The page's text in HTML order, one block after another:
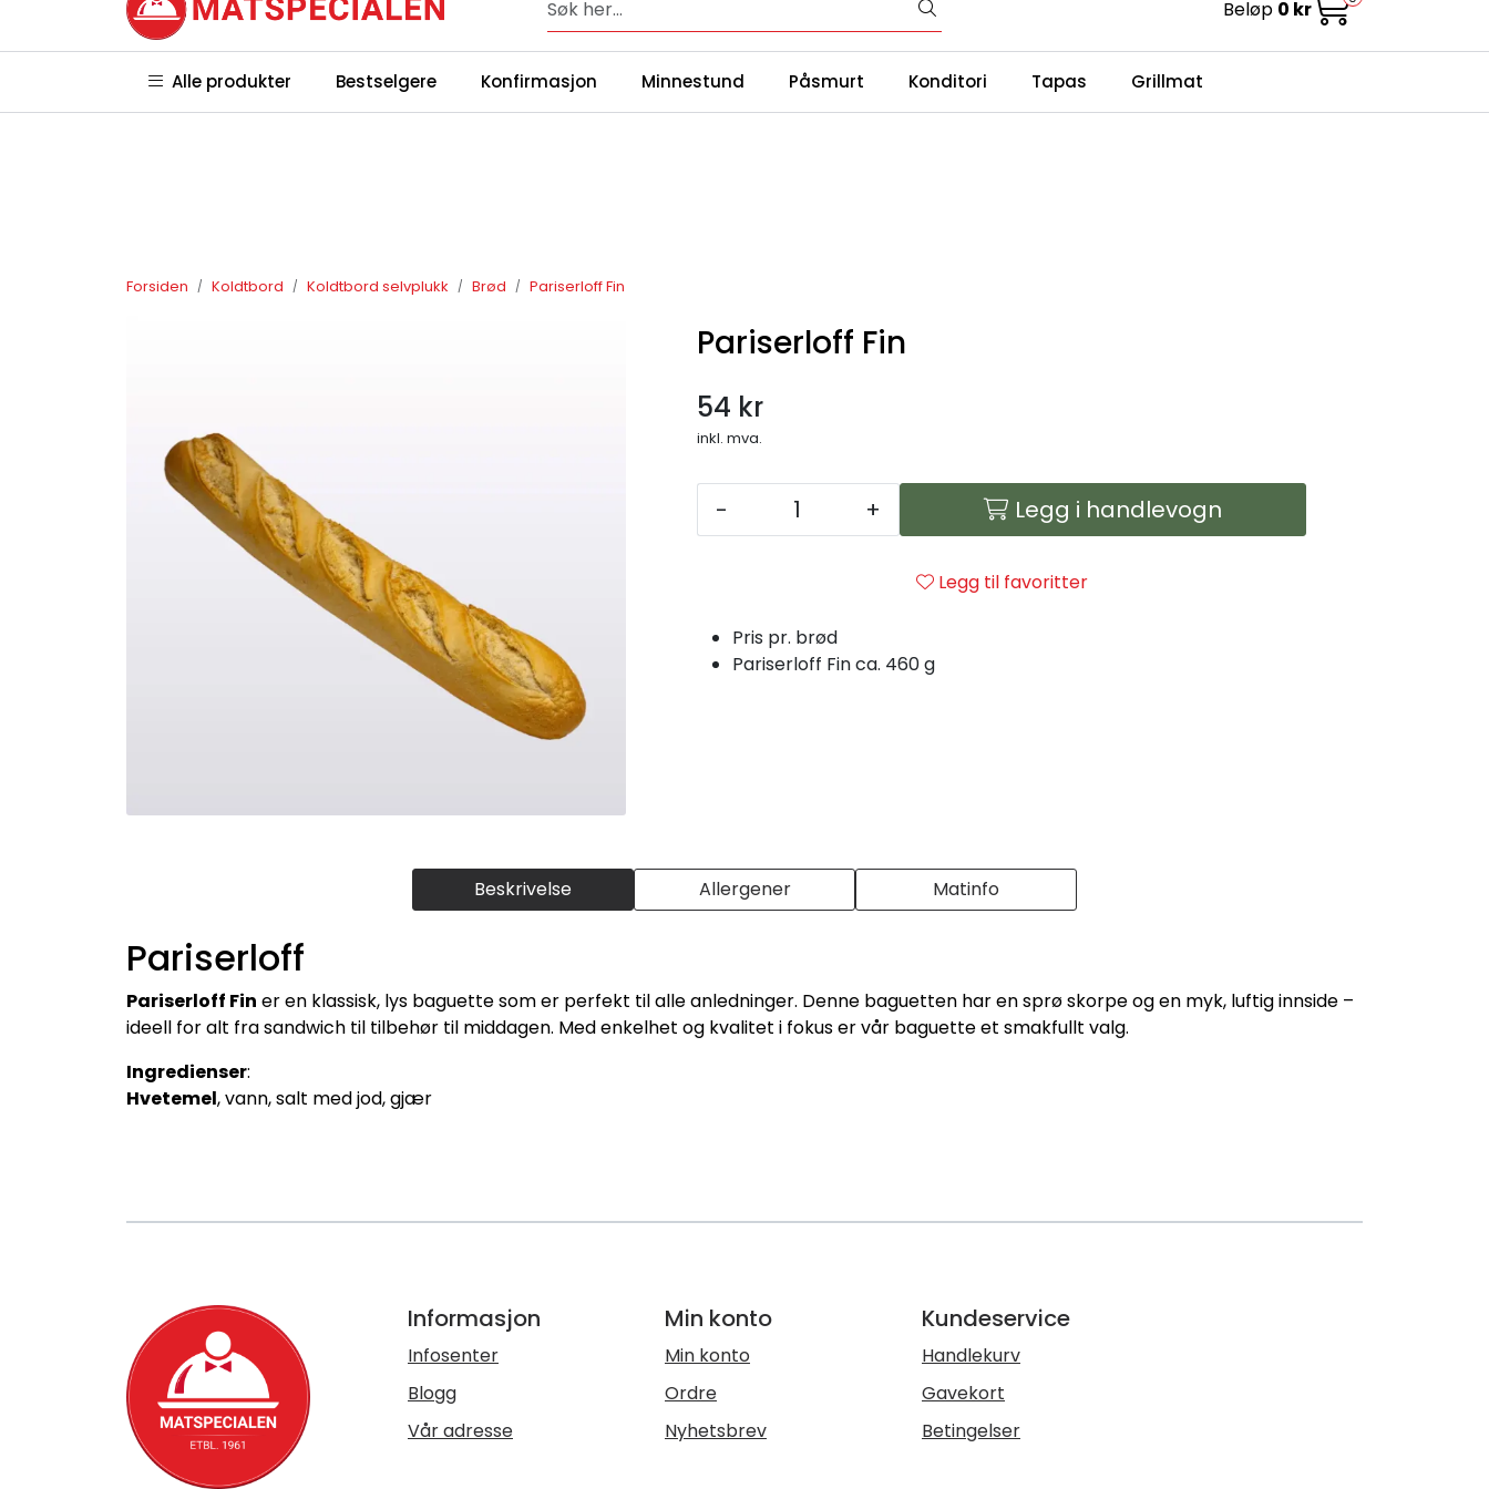
Skip to main content
Over 65 års erfaring med catering i Oslo og omegn
betingelser
Infosenter Favoritter
Beløp 0 kr
Alle produkter Bestselgere Konfirmasjon Minnestund Påsmurt Konditori Tapas Grillmat
Forsiden Koldtbord Koldtbord selvplukk Brød Pariserloff Fin
Pariserloff Fin
54 kr
inkl. mva.
- + Legg i handlevogn
Legg til favoritter
Pris pr. brød
Pariserloff Fin ca. 460 g
Beskrivelse Allergener Matinfo
Pariserloff
Pariserloff Fin er en klassisk, lys baguette som er perfekt til alle anledninger. Denne baguetten har en sprø skorpe og en myk, luftig innside –
ideell for alt fra sandwich til tilbehør til middagen. Med enkelhet og kvalitet i fokus er vår baguette et smakfullt valg.
Ingredienser:
Hvetemel, vann, salt med jod, gjær
Informasjon
Infosenter
Blogg
Vår adresse
Min konto
Min konto
Ordre
Nyhetsbrev
Kundeservice
Handlekurv
Gavekort
Betingelser